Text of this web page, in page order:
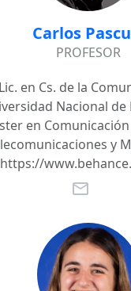
Carlos
PROFESOR
en Cs. de la
Nacional de
en Comunicación
y
mail_outline